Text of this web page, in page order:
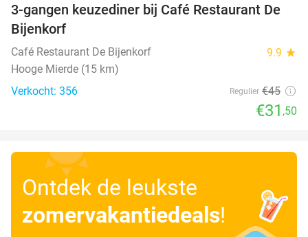
30%
3-gangen keuzediner bij Café Restaurant De
Bijenkorf
Café Restaurant De Bijenkorf 9.9 star
Hooge Mierde (15 km)
Verkocht: 356
Regulier €45
€31 ,50
Ontdek de leukste
zomervakantiedeals!